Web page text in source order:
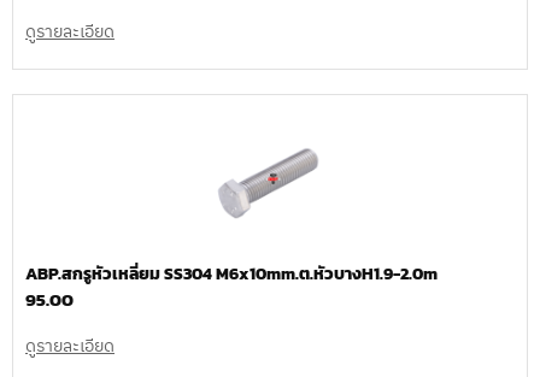
ดูรายละเอียด
ABP.สกรูหัวเหลี่ยม SS304 M6x10mm.ต.หัวบางH1.9-2.0m
95.00
ดูรายละเอียด